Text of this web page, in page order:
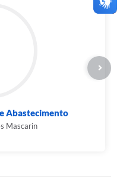
Abastecimento
Mascarin